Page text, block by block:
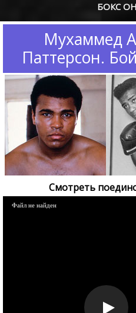
БОКС
Мухаммед
Паттерсон.
Смотреть
Файл не найден